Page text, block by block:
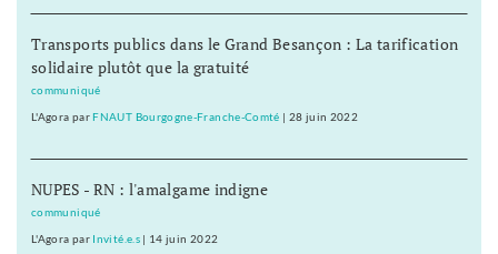
Transports publics dans le Grand Besançon : La tarification
solidaire plutôt que la gratuité
communiqué
L'Agora parFNAUT Bourgogne-Franche-Comté | 28 juin 2022
NUPES - RN : l'amalgame indigne
communiqué
L'Agora par Invité.e.s| 14 juin 2022